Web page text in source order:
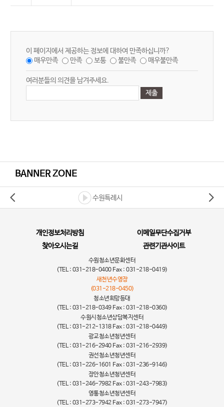
이 페이지에서 제공하는 정보에 대하여 만족하십니까?
매우만족
만족 보통 불만족 매우불만족
여러분들의 의견을 남겨주세요.
BANNER ZONE
수원특례시
개인정보처리방침
이메일무단수집거부
찾아오시는길
관련기관사이트
수원청소년문화센터
(TEL : 031-218-0400 Fax : 031-218-0419)
새천년수영장
(031-218-0450)
청소년희망등대
(TEL : 031-218-0349 Fax : 031-218-0360)
수원시청소년상담복지센터
(TEL : 031-212-1318 Fax : 031-218-0449)
광교청소년청년센터
(TEL : 031-216-2940 Fax : 031-216-2939)
권선청소년청년센터
(TEL : 031-226-1601 Fax : 031-236-9146)
장안청소년청년센터
(TEL : 031-246-7982 Fax : 031-243-7983)
영통청소년청년센터
(TEL : 031-273-7942 Fax : 031-273-7947)